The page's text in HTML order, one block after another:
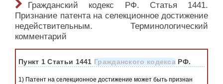
Гражданский кодекс РФ. Статья 1441.
Признание патента на селекционное достижение
недействительным. Терминологический
комментарий
Пункт 1 Статьи 1441Гражданского кодекса РФ.
1) Патент на селекционное достижение может быть признан